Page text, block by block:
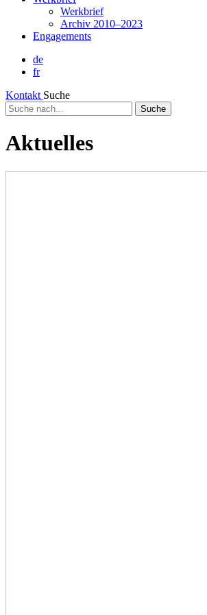
Werkbrief
Archiv 2010–2023
Engagements
de
fr
Kontakt Suche
Suche
nach...
Aktuelles